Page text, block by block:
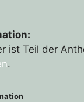
ist Teil der
.